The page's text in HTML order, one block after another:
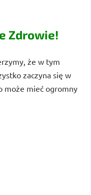
Zdrowie!
że w tym
zaczyna się w
może mieć ogromny